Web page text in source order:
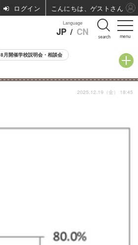
menu
Language
JP / CN search
8月開催学校説明会・相談会
2025.12.19（金） 18:45
ログイン こんにちは、ゲストさん